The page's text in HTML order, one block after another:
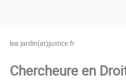
lea.jardin(at)justice.fr
Chercheure en